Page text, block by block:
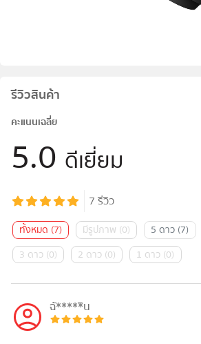
รีวิวสินค้า
คะแนนเฉลี่ย
5.0 ดีเยี่ยม
7รีวิว
ทั้งหมด (7) มีรูปภาพ (0) 5 ดาว (7)
3 ดาว (0) 2 ดาว (0) 1 ดาว (0)
ฉั*****ิน